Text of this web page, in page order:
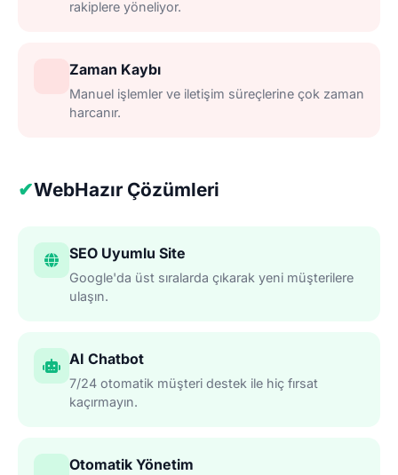
rakiplere yöneliyor.
Zaman Kaybı
Manuel işlemler ve iletişim süreçlerine çok zaman
harcanır.
✔WebHazır Çözümleri
SEO Uyumlu Site
Google'da üst sıralarda çıkarak yeni müşterilere
ulaşın.
AI Chatbot
7/24 otomatik müşteri destek ile hiç fırsat
kaçırmayın.
Otomatik Yönetim